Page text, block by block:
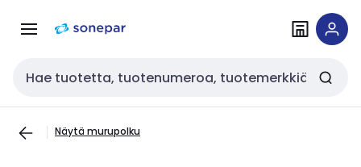
navigointiinsisältöön
Haku
Näytä murupolku